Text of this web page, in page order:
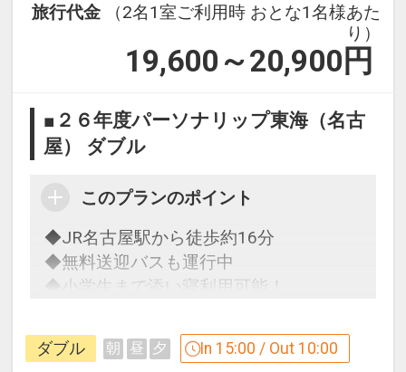
旅行代金
（2名1室ご利用時 おとな1名様あた
り）
19,600～20,900 円
■２６年度パーソナリップ東海（名古
屋） ダブル
このプランのポイント
◆JR名古屋駅から徒歩約16分
◆無料送迎バスも運行中
◆小学生まで添い寝利用可能！
うれしいポイント
◆宿泊者の方に無料の朝食を提供してい
ダブル 朝 昼 夕 In 15:00 / Out 10:00